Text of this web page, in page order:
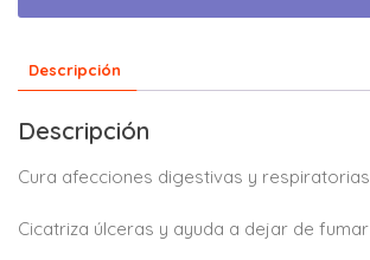
Descripción
Descripción
Cura afecciones digestivas y respiratorias
Cicatriza úlceras y ayuda a dejar de fumar